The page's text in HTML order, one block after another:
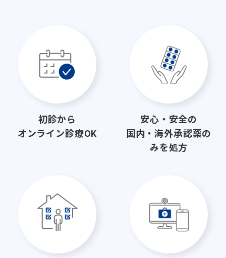
初診から
オンライン診療OK
安心・安全の
国内・海外承認薬の
みを処方